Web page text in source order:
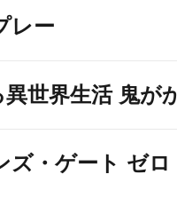
レー
世界生活 鬼が
ズ・ゲート ゼ